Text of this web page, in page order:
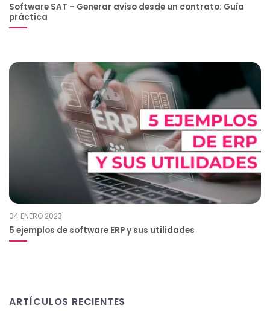
Software SAT – Generar aviso desde un contrato: Guía
práctica
04 ENERO 2023
5 ejemplos de software ERP y sus utilidades
ARTÍCULOS RECIENTES